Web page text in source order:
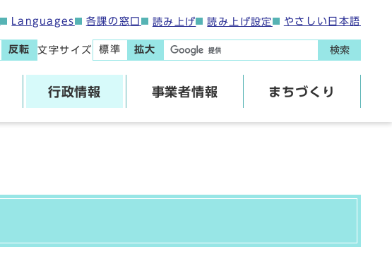
Languages 各課の窓口 読み上げ 読み上げ設定 やさしい日本語
反転 文字サイズ 標準 拡大 検索
行政情報 事業者情報 まちづくり